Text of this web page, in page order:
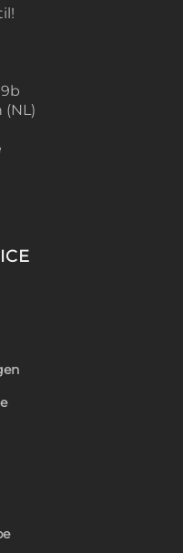
(NL)